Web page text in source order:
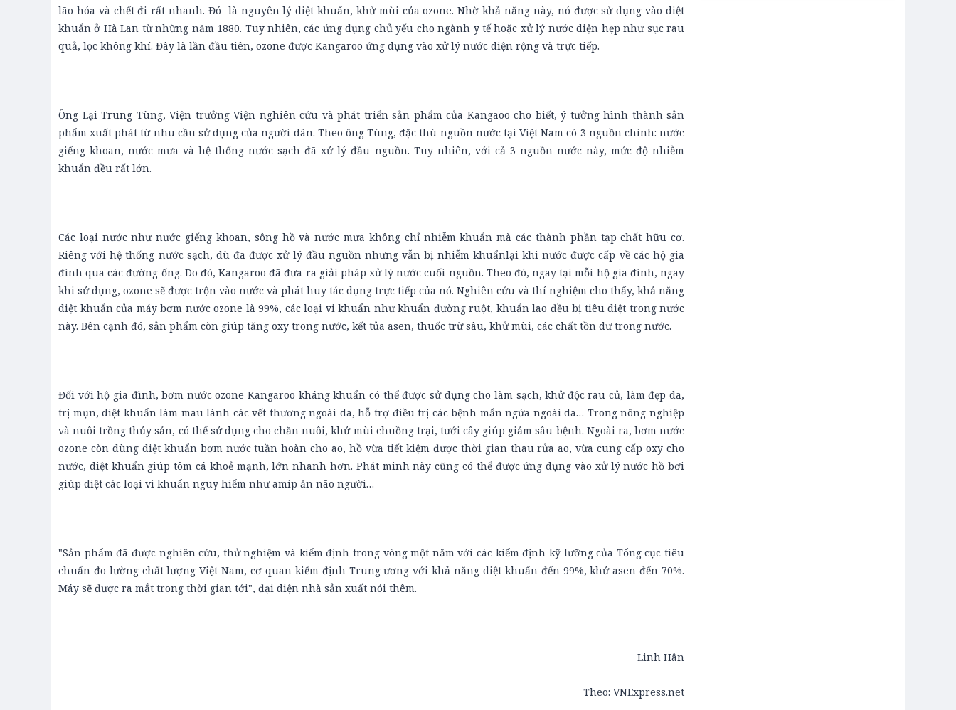
lão hóa và chết đi rất nhanh. Đó là nguyên lý diệt khuẩn, khử mùi của ozone. Nhờ khả năng này, nó được sử dụng vào diệt
khuẩn ở Hà Lan từ những năm 1880. Tuy nhiên, các ứng dụng chủ yếu cho ngành y tế hoặc xử lý nước diện hẹp như sục rau
quả, lọc không khí. Đây là lần đầu tiên, ozone được Kangaroo ứng dụng vào xử lý nước diện rộng và trực tiếp.
Ông Lại Trung Tùng, Viện trưởng Viện nghiên cứu và phát triển sản phẩm của Kangaoo cho biết, ý tưởng hình thành sản
phẩm xuất phát từ nhu cầu sử dụng của người dân. Theo ông Tùng, đặc thù nguồn nước tại Việt Nam có 3 nguồn chính: nước
giếng khoan, nước mưa và hệ thống nước sạch đã xử lý đầu nguồn. Tuy nhiên, với cả 3 nguồn nước này, mức độ nhiễm
khuẩn đều rất lớn.
Các loại nước như nước giếng khoan, sông hồ và nước mưa không chỉ nhiễm khuẩn mà các thành phần tạp chất hữu cơ.
Riêng với hệ thống nước sạch, dù đã được xử lý đầu nguồn nhưng vẫn bị nhiễm khuẩnlại khi nước được cấp về các hộ gia
đình qua các đường ống. Do đó, Kangaroo đã đưa ra giải pháp xử lý nước cuối nguồn. Theo đó, ngay tại mỗi hộ gia đình, ngay
khi sử dụng, ozone sẽ được trộn vào nước và phát huy tác dụng trực tiếp của nó. Nghiên cứu và thí nghiệm cho thấy, khả năng
diệt khuẩn của máy bơm nước ozone là 99%, các loại vi khuẩn như khuẩn đường ruột, khuẩn lao đều bị tiêu diệt trong nước
này. Bên cạnh đó, sản phẩm còn giúp tăng oxy trong nước, kết tủa asen, thuốc trừ sâu, khử mùi, các chất tồn dư trong nước.
Đối với hộ gia đình, bơm nước ozone Kangaroo kháng khuẩn có thể được sử dụng cho làm sạch, khử độc rau củ, làm đẹp da,
trị mụn, diệt khuẩn làm mau lành các vết thương ngoài da, hỗ trợ điều trị các bệnh mẩn ngứa ngoài da… Trong nông nghiệp
và nuôi trồng thủy sản, có thể sử dụng cho chăn nuôi, khử mùi chuồng trại, tưới cây giúp giảm sâu bệnh. Ngoài ra, bơm nước
ozone còn dùng diệt khuẩn bơm nước tuần hoàn cho ao, hồ vừa tiết kiệm được thời gian thau rửa ao, vừa cung cấp oxy cho
nước, diệt khuẩn giúp tôm cá khoẻ mạnh, lớn nhanh hơn. Phát minh này cũng có thể được ứng dụng vào xử lý nước hồ bơi
giúp diệt các loại vi khuẩn nguy hiểm như amip ăn não người…
"Sản phẩm đã được nghiên cứu, thử nghiệm và kiểm định trong vòng một năm với các kiểm định kỹ lưỡng của Tổng cục tiêu
chuẩn đo lường chất lượng Việt Nam, cơ quan kiểm định Trung ương với khả năng diệt khuẩn đến 99%, khử asen đến 70%.
Máy sẽ được ra mắt trong thời gian tới", đại diện nhà sản xuất nói thêm.
Linh Hân
Theo: VNExpress.net